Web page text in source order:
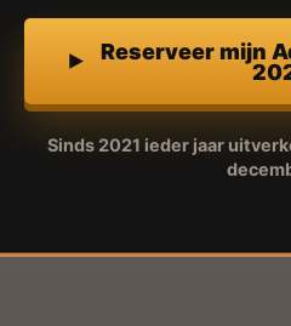
Reserveer mijn
Sinds 2021 ieder jaar